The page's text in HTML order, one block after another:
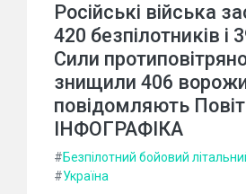
Російські війська
420 безпілотників і
Сили
знищили 406
повідомляють
ІНФОГРАФІКА
#Безпілотний бойовий
#Україна